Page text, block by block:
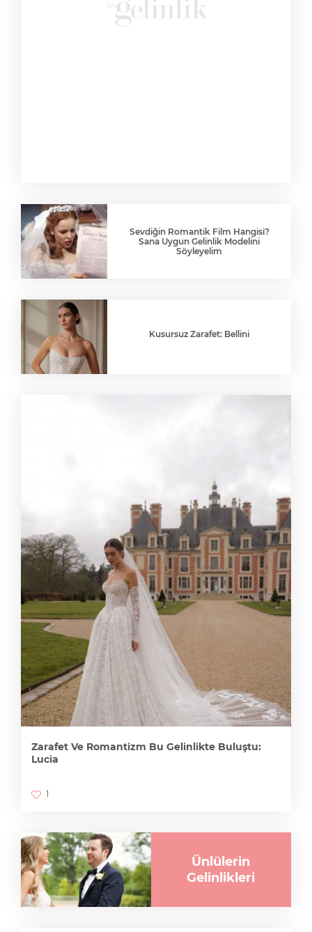
Sevdiğin Romantik Film Hangisi?
Sana Uygun Gelinlik Modelini
Söyleyelim
Kusursuz Zarafet: Bellini
Zarafet Ve Romantizm Bu Gelinlikte Buluştu:
Lucia
1
Ünlülerin
Gelinlikleri